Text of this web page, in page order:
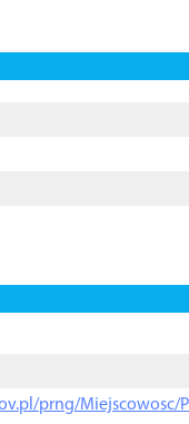
prng/Miejscowosc/